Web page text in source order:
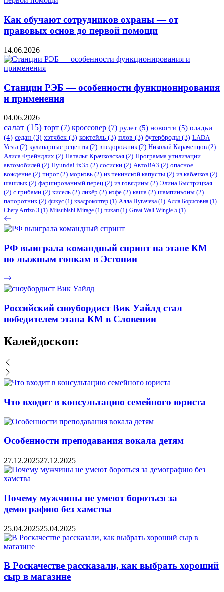
Как обучают сотрудников охраны — от
правовых основ до первой помощи
14.06.2026
Станции РЭБ — особенности функционирования
и применения
04.06.2026
салат (15) торт (7) кроссовер (7) рулет (5) новости (5) оладьи
(4) седан (3) хэтчбек (3) коктейль (3) плов (3) бутерброды (3) LADA
Vesta (2) кулинарные рецепты (2) внедорожник(2) Николай Караченцов (2)
Алиса Фрейндлих (2) Наталья Крачковская (2) Программа утилизации
автомобилей (2) ​Hyundai ix35 (2) сосиски (2) АвтоВАЗ (2) опасное
вождение (2) пирог (2) морковь (2) из пекинской капусты (2) из кабачков (2)
шашлык(2) фаршированный перец (2) из говядины (2) Элина Быстрицкая
(2) с грибами (2) кисель (2) ликёр (2) кофе (2) каша (2) шампиньоны (2)
папоротник(2) фикус (1) квадрокоптер (1) Алла Пугачева (1) Алла Борисовна (1)
Chery Arrizo 3 (1) Mitsubishi Mirage (1) пикап (1) Great Wall Wingle 5 (1)
РФ выиграла командный спринт на этапе КМ
по лыжным гонкам в Эстонии
Российский сноубордист Вик Уайлд стал
победителем этапа КМ в Словении
Калейдоскоп:
Что входит в консультацию семейного юриста
Особенности преподавания вокала детям
27.12.202527.12.2025
Почему мужчины не умеют бороться за
демографию без хамства
25.04.202525.04.2025
В Роскачестве рассказали, как выбрать хороший
сыр в магазине